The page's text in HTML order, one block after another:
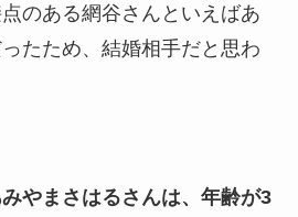
のある網谷さんといえばあ
たため、結婚相手だと思わ
やまさはるさんは、年齢が3